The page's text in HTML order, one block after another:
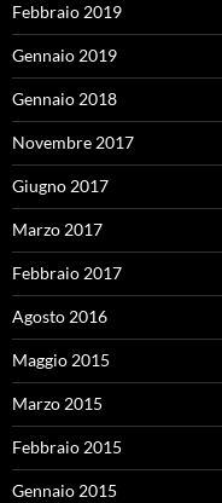
Febbraio 2019
Gennaio 2019
Gennaio 2018
Novembre 2017
Giugno 2017
Marzo 2017
Febbraio 2017
Agosto 2016
Maggio 2015
Marzo 2015
Febbraio 2015
Gennaio 2015